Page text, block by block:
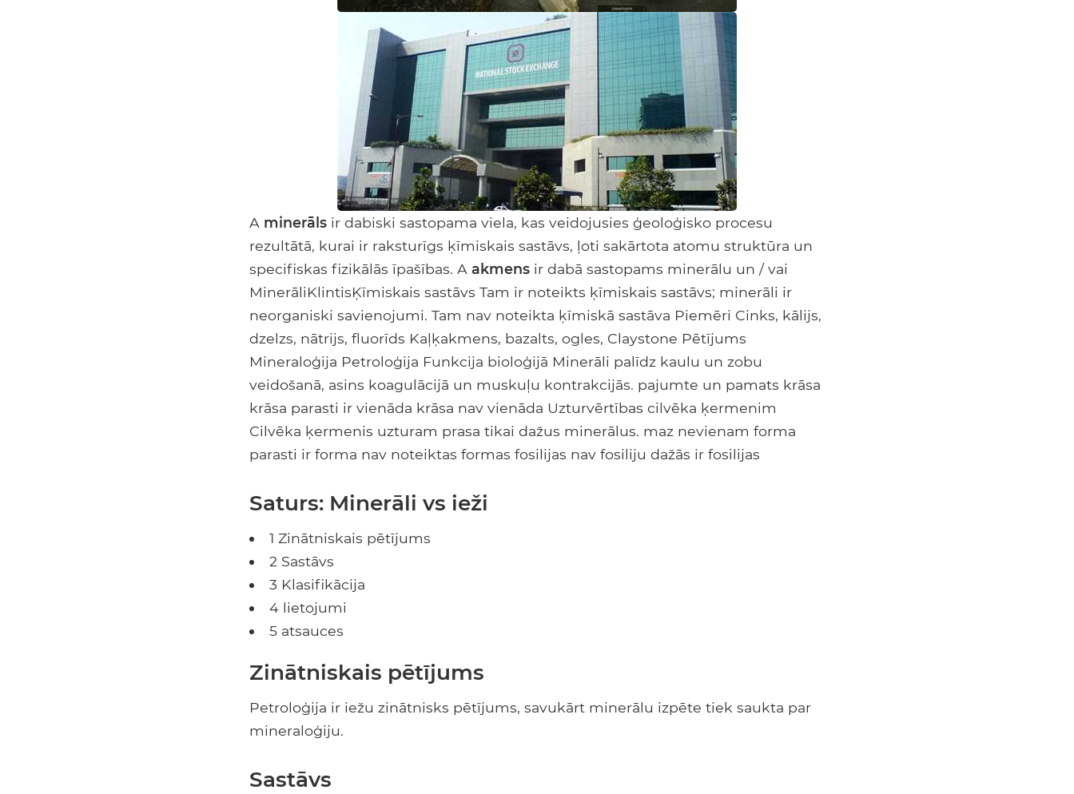
A minerāls ir dabiski sastopama viela, kas veidojusies ģeoloģisko procesu
rezultātā, kurai ir raksturīgs ķīmiskais sastāvs, ļoti sakārtota atomu struktūra un
specifiskas fizikālās īpašības. A akmens ir dabā sastopams minerālu un / vai
MinerāliKlintisĶīmiskais sastāvs Tam ir noteikts ķīmiskais sastāvs; minerāli ir
neorganiski savienojumi. Tam nav noteikta ķīmiskā sastāva Piemēri Cinks, kālijs,
dzelzs, nātrijs, fluorīds Kaļķakmens, bazalts, ogles, Claystone Pētījums
Mineraloģija Petroloģija Funkcija bioloģijā Minerāli palīdz kaulu un zobu
veidošanā, asins koagulācijā un muskuļu kontrakcijās. pajumte un pamats krāsa
krāsa parasti ir vienāda krāsa nav vienāda Uzturvērtības cilvēka ķermenim
Cilvēka ķermenis uzturam prasa tikai dažus minerālus. maz nevienam forma
parasti ir forma nav noteiktas formas fosilijas nav fosiliju dažās ir fosilijas
Saturs: Minerāli vs ieži
1 Zinātniskais pētījums
2 Sastāvs
3 Klasifikācija
4 lietojumi
5 atsauces
Zinātniskais pētījums
Petroloģija ir iežu zinātnisks pētījums, savukārt minerālu izpēte tiek saukta par
mineraloģiju.
Sastāvs